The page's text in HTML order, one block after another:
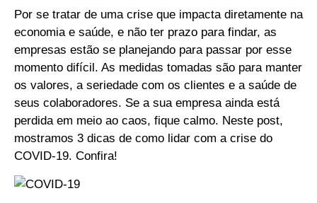
Por se tratar de uma crise que impacta diretamente na
economia e saúde, e não ter prazo para findar, as
empresas estão se planejando para passar por esse
momento difícil. As medidas tomadas são para manter
os valores, a seriedade com os clientes e a saúde de
seus colaboradores. Se a sua empresa ainda está
perdida em meio ao caos, fique calmo. Neste post,
mostramos 3 dicas de como lidar com a crise do
COVID-19. Confira!